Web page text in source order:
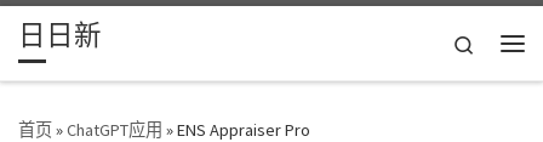
Skip to content
日日新
Search
首页»ChatGPT应用 »ENS Appraiser Pro